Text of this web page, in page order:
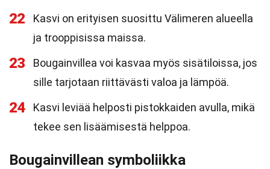
22
Kasvi on erityisen suosittu Välimeren alueella
ja trooppisissa maissa.
23
Bougainvillea voi kasvaa myös sisätiloissa, jos
sille tarjotaan riittävästi valoa ja lämpöä.
24
Kasvi leviää helposti pistokkaiden avulla, mikä
tekee sen lisäämisestä helppoa.
Bougainvillean symboliikka